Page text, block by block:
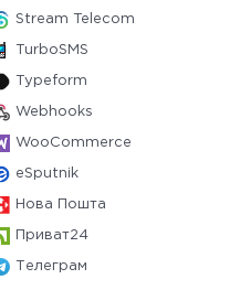
Stream Telecom
TurboSMS
Typeform
Webhooks
WooCommerce
eSputnik
Нова Пошта
Приват24
Телеграм